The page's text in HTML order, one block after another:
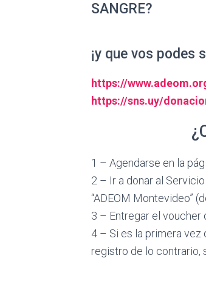
SANGRE?
¡y que vos podes
https://
https://sns.uy/
1 – Agendarse en la
2 – Ir a donar al
“ADEOM Montevideo”
3 – Entregar el voucher
4 – Si es la primera vez
registro de lo contrario,